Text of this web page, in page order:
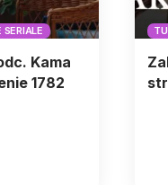
SERIALE
Kama
1782